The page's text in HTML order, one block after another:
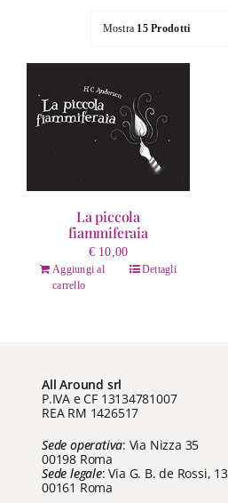
Le Collane
Catalogo
Mostra 15 Prodotti
La piccola
fiammiferaia
€10,00
Aggiungi al
carrello
Dettagli
All Around srl
P.IVA e CF 13134781007
REA RM 1426517
Sede operativa: Via Nizza 35
00198 Roma
Sede legale: Via G. B. de Rossi, 13
00161 Roma